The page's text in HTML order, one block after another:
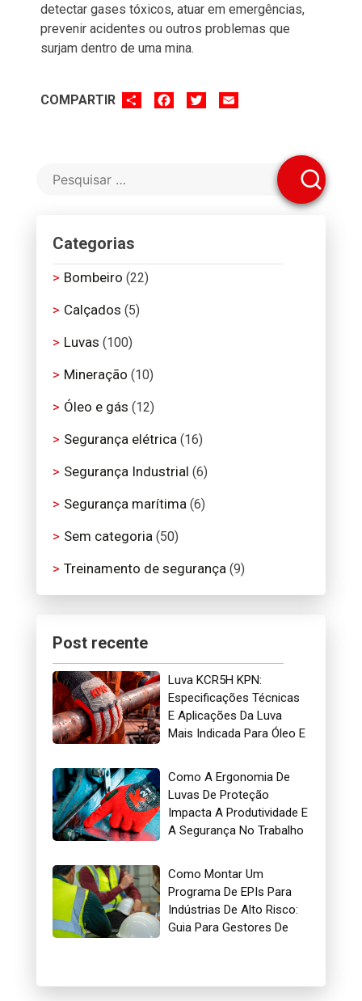
detectar gases tóxicos, atuar em emergências,
prevenir acidentes ou outros problemas que
surjam dentro de uma mina.
COMPARTIR SHARE FACEBOOKTWITTER
Categorias
Bombeiro (22)
Calçados (5)
Luvas (100)
Mineração (10)
Óleo e gás (12)
Segurança elétrica(16)
Segurança Industrial (6)
Segurança marítima(6)
Sem categoria(50)
Treinamento de segurança(9)
Post recente
Luva KCR5H KPN:
Especificações Técnicas
E Aplicações Da Luva
Mais Indicada Para Óleo E
Como A Ergonomia De
Luvas De Proteção
Impacta A Produtividade E
A Segurança No Trabalho
Como Montar Um
Programa De EPIs Para
Indústrias De Alto Risco:
Guia Para Gestores De